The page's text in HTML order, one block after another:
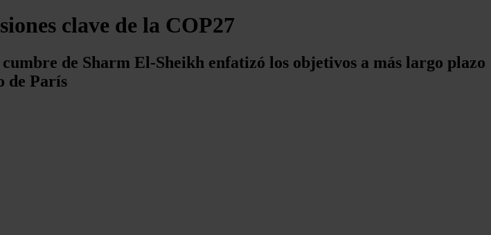
clave de la COP27
de Sharm El-Sheikh enfatizó los objetivos a más largo plazo
de París